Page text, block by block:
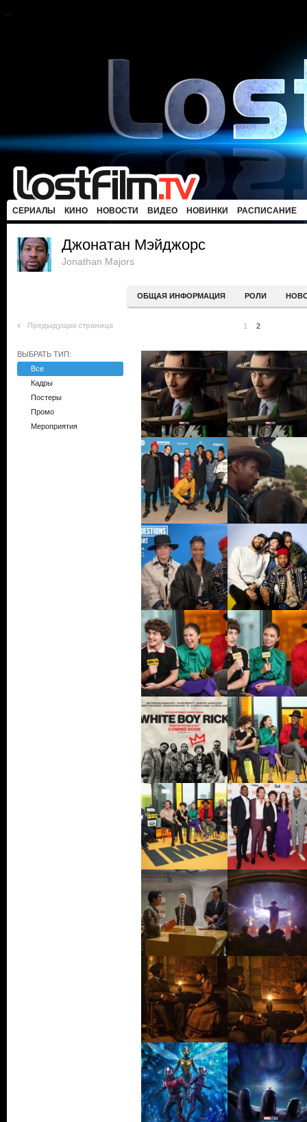
СЕРИАЛЫ КИНО НОВОСТИ ВИДЕО НОВИНКИ РАСПИСАНИЕ
Джонатан Мэйджорс
Jonathan Majors
ОБЩАЯ ИНФОРМАЦИЯ РОЛИ
Предыдущая страница 1 2
ВЫБРАТЬ ТИП:
Все
Кадры
Постеры
Промо
Мероприятия